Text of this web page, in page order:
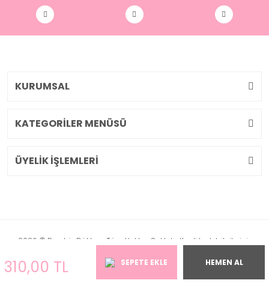
310,00 TL SEPETE EKLE HEMEN AL
KURUMSAL
KATEGORİLER MENÜSÜ
ÜYELİK İŞLEMLERİ
2026 © Pembiş Dükkan. Tüm Hakları Saklıdır. Kredi kartı bilgileriniz